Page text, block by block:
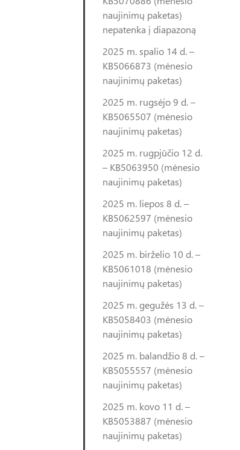
naujinimų paketas)
nepatenka į diapazoną
2025 m. spalio 14 d. –
KB5066873 (mėnesio
naujinimų paketas)
2025 m. rugsėjo 9 d. –
KB5065507 (mėnesio
naujinimų paketas)
2025 m. rugpjūčio 12 d.
– KB5063950 (mėnesio
naujinimų paketas)
2025 m. liepos 8 d. –
KB5062597 (mėnesio
naujinimų paketas)
2025 m. birželio 10 d. –
KB5061018 (mėnesio
naujinimų paketas)
2025 m. gegužės 13 d. –
KB5058403 (mėnesio
naujinimų paketas)
2025 m. balandžio 8 d. –
KB5055557 (mėnesio
naujinimų paketas)
2025 m. kovo 11 d. –
KB5053887 (mėnesio
naujinimų paketas)